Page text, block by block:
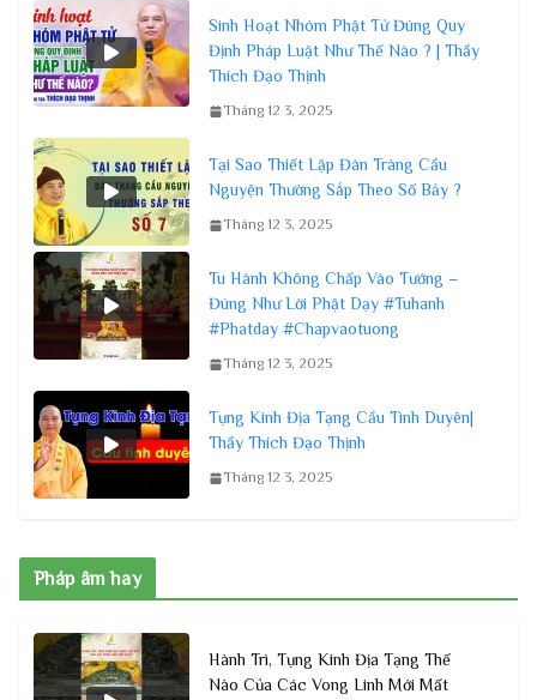
Sinh Hoạt Nhóm Phật Tử Đúng Quy
Định Pháp Luật Như Thế Nào ? | Thầy
Thích Đạo Thịnh
Tháng 12 3, 2025
Tại Sao Thiết Lập Đàn Tràng Cầu
Nguyện Thường Sắp Theo Số Bảy ?
Tháng 12 3, 2025
Tu Hành Không Chấp Vào Tướng –
Đúng Như Lời Phật Dạy #Tuhanh
#Phatday #Chapvaotuong
Tháng 12 3, 2025
Tụng Kinh Địa Tạng Cầu Tình Duyên|
Thầy Thích Đạo Thịnh
Tháng 12 3, 2025
Pháp âm hay
Hành Trì, Tụng Kinh Địa Tạng Thế
Nào Của Các Vong Linh Mới Mất